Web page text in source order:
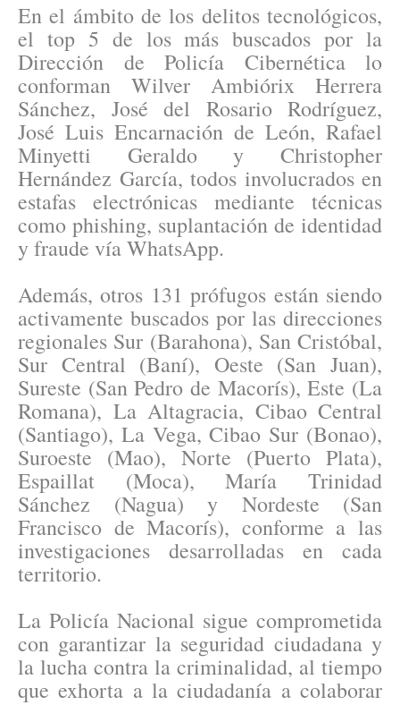
En el ámbito de los delitos tecnológicos,
el top 5 de los más buscados por la
Dirección de Policía Cibernética lo
conforman Wilver Ambiórix Herrera
Sánchez, José del Rosario Rodríguez,
José Luis Encarnación de León, Rafael
Minyetti Geraldo y Christopher
Hernández García, todos involucrados en
estafas electrónicas mediante técnicas
como phishing, suplantación de identidad
y fraude vía WhatsApp.
Además, otros 131 prófugos están siendo
activamente buscados por las direcciones
regionales Sur (Barahona), San Cristóbal,
Sur Central (Baní), Oeste (San Juan),
Sureste (San Pedro de Macorís), Este (La
Romana), La Altagracia, Cibao Central
(Santiago), La Vega, Cibao Sur (Bonao),
Suroeste (Mao), Norte (Puerto Plata),
Espaillat (Moca), María Trinidad
Sánchez (Nagua) y Nordeste (San
Francisco de Macorís), conforme a las
investigaciones desarrolladas en cada
territorio.
La Policía Nacional sigue comprometida
con garantizar la seguridad ciudadana y
la lucha contra la criminalidad, al tiempo
que exhorta a la ciudadanía a colaborar